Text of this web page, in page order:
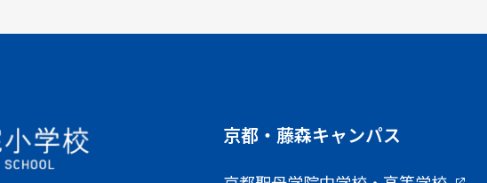
京都・藤森キャンパス